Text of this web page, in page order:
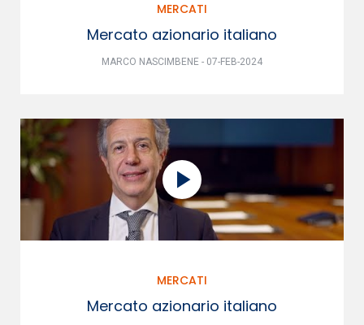
MERCATI
Mercato azionario italiano
MARCO NASCIMBENE - 07-FEB-2024
MERCATI
Mercato azionario italiano